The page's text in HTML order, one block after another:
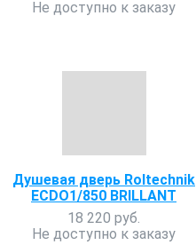
Не доступно к заказу
Душевая дверь Roltechnik
ECDO1/850 BRILLANT
18 220 руб.
Не доступно к заказу